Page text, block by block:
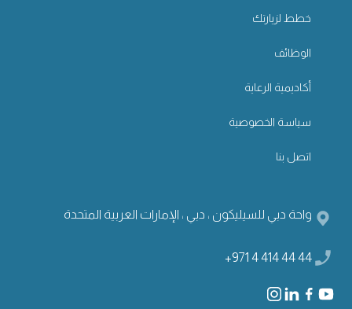
خطط لزيارتك
الوظائف
أكاديمية الرعاية
سياسة الخصوصية
اتصل بنا
واحة دبي للسيليكون ، دبي ، الإمارات العربية المتحدة
+971 4 414 44 44